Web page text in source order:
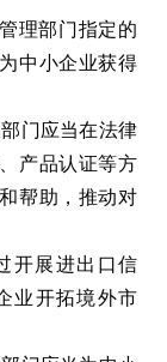
理部门指定的
中小企业获得
门应当在法律
产品认证等方
帮助，推动对
开展进出口信
业开拓境外市